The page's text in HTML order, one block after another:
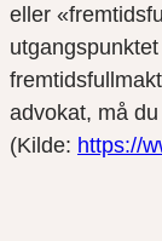
eller
advokat, må
(Kilde: https://